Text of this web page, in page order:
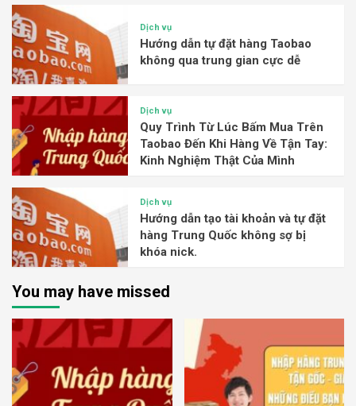
Dịch vụ
Hướng dẫn tự đặt hàng Taobao
không qua trung gian cực dễ
Dịch vụ
Quy Trình Từ Lúc Bấm Mua Trên
Taobao Đến Khi Hàng Về Tận Tay:
Kinh Nghiệm Thật Của Mình
Dịch vụ
Hướng dẫn tạo tài khoản và tự đặt
hàng Trung Quốc không sợ bị
khóa nick.
You may have missed